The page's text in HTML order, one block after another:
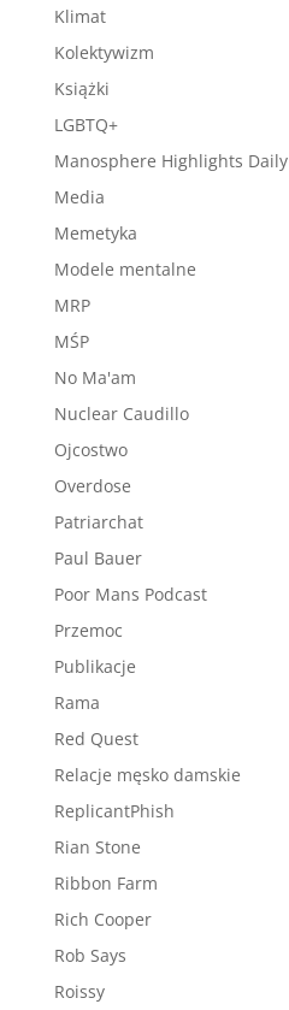
Klimat
Kolektywizm
Książki
LGBTQ+
Manosphere Highlights Daily
Media
Memetyka
Modele mentalne
MRP
MŚP
No Ma'am
Nuclear Caudillo
Ojcostwo
Overdose
Patriarchat
Paul Bauer
Poor Mans Podcast
Przemoc
Publikacje
Rama
Red Quest
Relacje męsko damskie
ReplicantPhish
Rian Stone
Ribbon Farm
Rich Cooper
Rob Says
Roissy